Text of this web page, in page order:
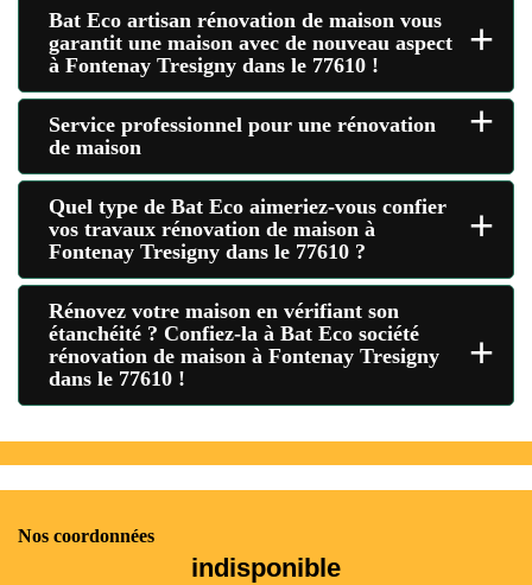
Bat Eco artisan rénovation de maison vous
garantit une maison avec de nouveau aspect
à Fontenay Tresigny dans le 77610 !
+
Service professionnel pour une rénovation
de maison
+
Quel type de Bat Eco aimeriez-vous confier
vos travaux rénovation de maison à
Fontenay Tresigny dans le 77610 ?
+
Rénovez votre maison en vérifiant son
étanchéité ? Confiez-la à Bat Eco société
rénovation de maison à Fontenay Tresigny
dans le 77610 !
+
Nos coordonnées
indisponible